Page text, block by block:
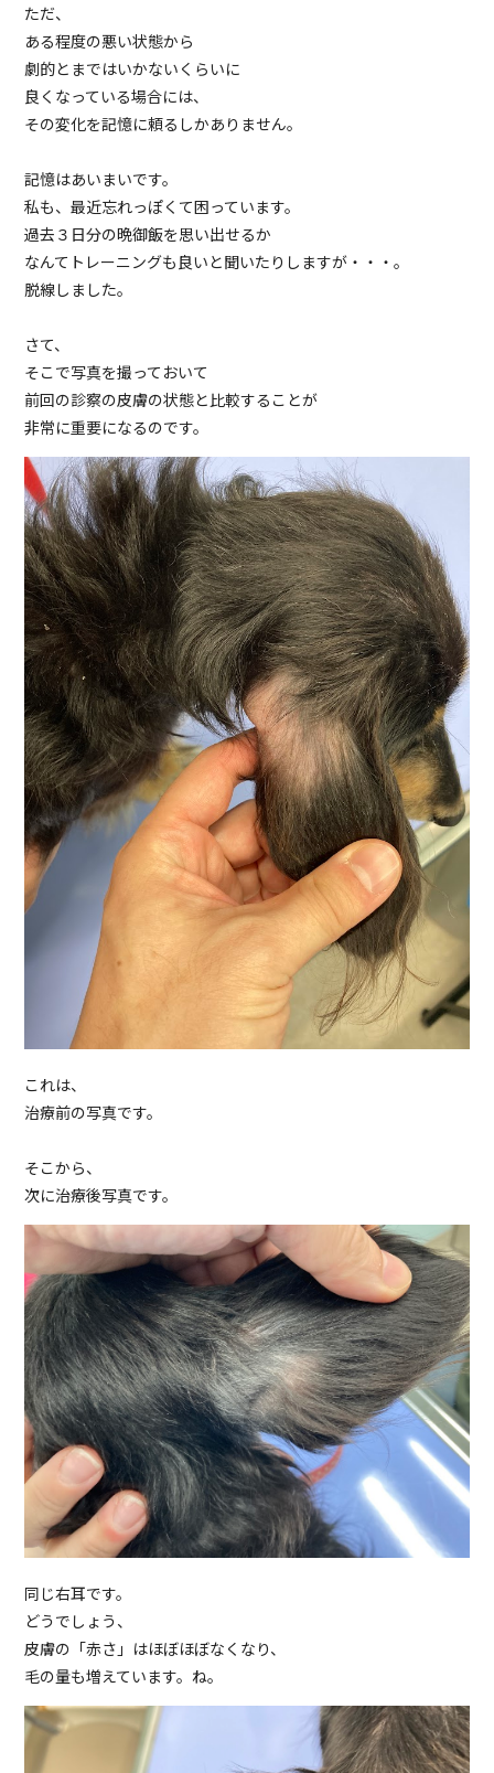
ただ、
ある程度の悪い状態から
劇的とまではいかないくらいに
良くなっている場合には、
その変化を記憶に頼るしかありません。
記憶はあいまいです。
私も、最近忘れっぽくて困っています。
過去３日分の晩御飯を思い出せるか
なんてトレーニングも良いと聞いたりしますが・・・。
脱線しました。
さて、
そこで写真を撮っておいて
前回の診察の皮膚の状態と比較することが
非常に重要になるのです。
これは、
治療前の写真です。
そこから、
次に治療後写真です。
同じ右耳です。
どうでしょう、
皮膚の「赤さ」はほぼほぼなくなり、
毛の量も増えています。ね。